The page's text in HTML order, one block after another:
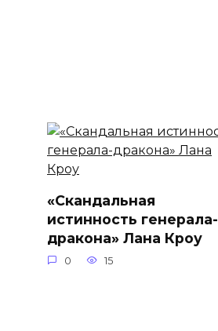
«Скандальная
истинность генерала-
дракона» Лана Кроу
0 15